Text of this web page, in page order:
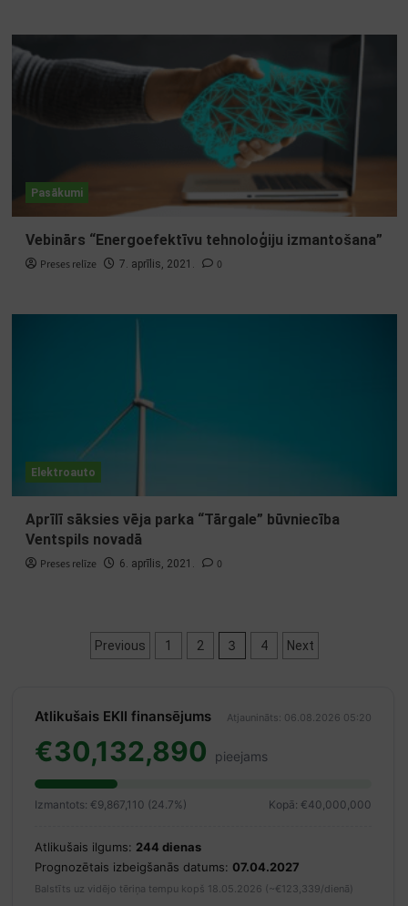
Pasākumi
Vebinārs “Energoefektīvu tehnoloģiju izmantošana”
Preses relīze 7. aprīlis, 2021. 0
Elektroauto
Aprīlī sāksies vēja parka “Tārgale” būvniecība
Ventspils novadā
Preses relīze 6. aprīlis, 2021. 0
Ziņu
pēc
lappusēm
Previous 1 2 3 4 Next
Atlikušais EKII finansējums Atjaunināts: 06.08.2026 05:20
€30,132,890 pieejams
Izmantots: €9,867,110 (24.7%) Kopā: €40,000,000
Atlikušais ilgums: 244 dienas
Prognozētais izbeigšanās datums: 07.04.2027
Balstīts uz vidējo tēriņa tempu kopš 18.05.2026 (~€123,339/dienā)